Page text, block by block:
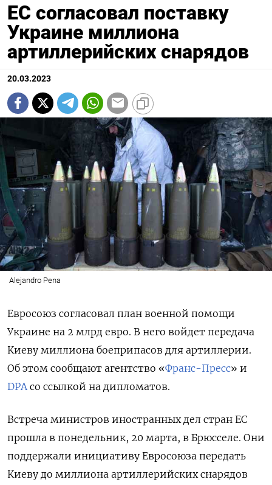
ЕС согласовал поставку
Украине миллиона
артиллерийских снарядов
20.03.2023
Alejandro Pena
Евросоюз согласовал план военной помощи
Украине на 2 млрд евро. В него войдет передача
Киеву миллиона боеприпасов для артиллерии.
Об этом сообщают агентство «Франс-Пресс» и
DPA со ссылкой на дипломатов.
Встреча министров иностранных дел стран ЕС
прошла в понедельник, 20 марта, в Брюсселе. Они
поддержали инициативу Евросоюза передать
Киеву до миллиона артиллерийских снарядов